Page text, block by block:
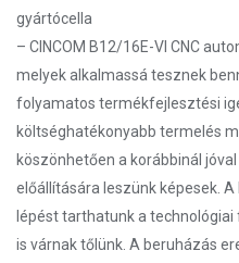
gyártócella
– CINCOM B12/16E-VI CNC
melyek alkalmassá tesznek
folyamatos termékfejlesztési
költséghatékonyabb termelés
köszönhetően a korábbinál
előállítására leszünk képesek.
lépést tarthatunk a
is várnak tőlünk. A beruházás